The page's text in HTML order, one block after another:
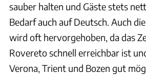
sauber halten und Gäste stets
Bedarf auch auf Deutsch. Auch die
wird oft hervorgehoben, da das
Rovereto schnell erreichbar ist
Verona, Trient und Bozen gut